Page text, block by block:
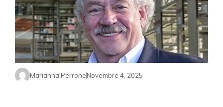
Marianna PerroneNovembre 4, 2025